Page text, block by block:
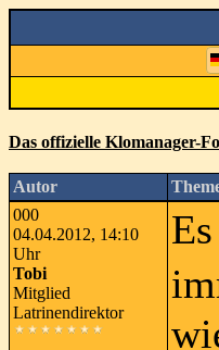
Das offizielle Klomanager-
Autor
000
04.04.2012, 14:10
Uhr
Tobi
Mitglied
Latrinendirektor